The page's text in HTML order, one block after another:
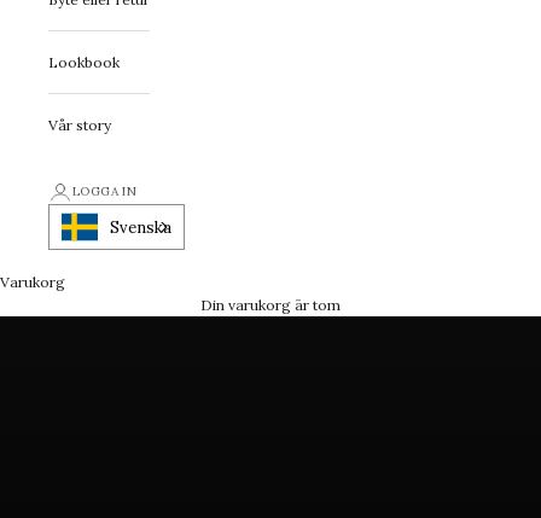
Lookbook
Vår story
LOGGA IN
Svenska
Varukorg
Din varukorg är tom
Ett smycke med attityd